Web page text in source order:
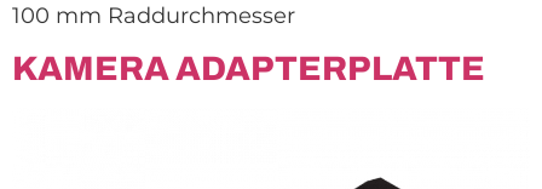
100 mm Raddurchmesser
KAMERA ADAPTERPLATTE